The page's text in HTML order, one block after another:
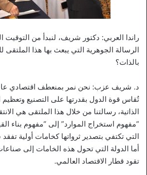
راندا العربي: دكتور شريف، لنبدأ من
الرسالة الجوهرية التي يبعث بها هذا الملتقى
بالذات؟
د. شريف عزب: نحن نمر بمنعطف اقتصادي
تُقاس قوة الدول بقدرتها على التصنيع وتعظيم
الذاتية، رسالتنا من خلال هذا الملتقى هي
“مفهوم استخراج الموارد” إلى “مفهوم بناء
التي تكتفي بتصدير ثرواتها كخامات أولية تفقد
أما الدولة التي تحول هذه الخامات إلى
تقود قطار الاقتصاد العالمي.